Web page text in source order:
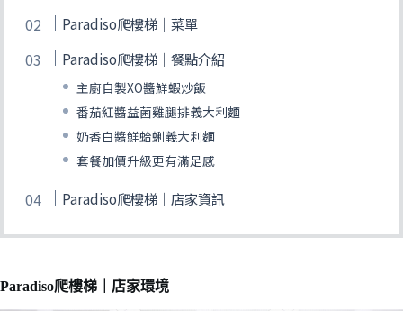
Paradiso爬樓梯｜菜單
Paradiso爬樓梯｜餐點介紹
主廚自製XO醬鮮蝦炒飯
番茄紅醬益菌雞腿排義大利麵
奶香白醬鮮蛤蜊義大利麵
套餐加價升級更有滿足感
Paradiso爬樓梯｜店家資訊
Paradiso爬樓梯｜店家環境